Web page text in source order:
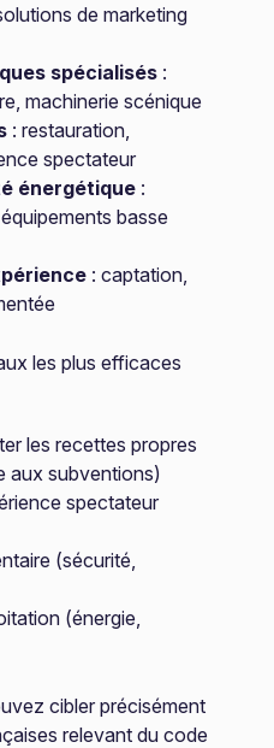
de marketing
spécialisés :
machinerie scénique
: restauration,
spectateur
énergétique :
basse
: captation,
les plus efficaces
les recettes propres
aux subventions)
spectateur
(sécurité,
(énergie,
cibler précisément
relevant du code